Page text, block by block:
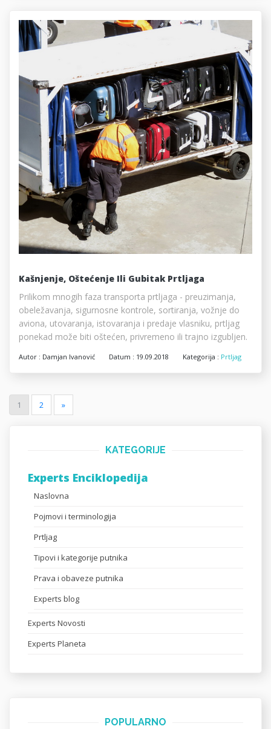
Kašnjenje, Oštećenje Ili Gubitak Prtljaga
Prilikom mnogih faza transporta prtljaga - preuzimanja,
obeležavanja, sigurnosne kontrole, sortiranja, vožnje do
aviona, utovaranja, istovaranja i predaje vlasniku, prtljag
ponekad može biti oštećen, privremeno ili trajno izgubljen.
Autor : Damjan Ivanović Datum : 19.09.2018 Kategorija : Prtljag
1 2 »
KATEGORIJE
Experts Enciklopedija
Naslovna
Pojmovi i terminologija
Prtljag
Tipovi i kategorije putnika
Prava i obaveze putnika
Experts blog
Experts Novosti
Experts Planeta
POPULARNO